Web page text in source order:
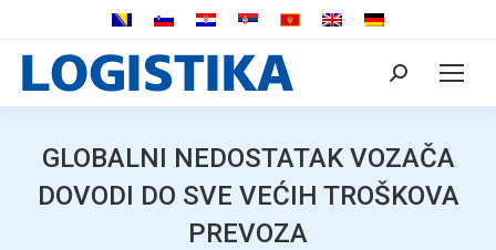
Search:
GLOBALNI NEDOSTATAK VOZAČA
DOVODI DO SVE VEĆIH TROŠKOVA
PREVOZA